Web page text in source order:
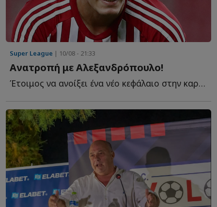
Super League | 10/08 - 21:33
Ανατροπή με Αλεξανδρόπουλο!
Έτοιμος να ανοίξει ένα νέο κεφάλαιο στην καριέρα του ο...